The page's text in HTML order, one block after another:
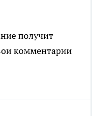
получит
комментарии